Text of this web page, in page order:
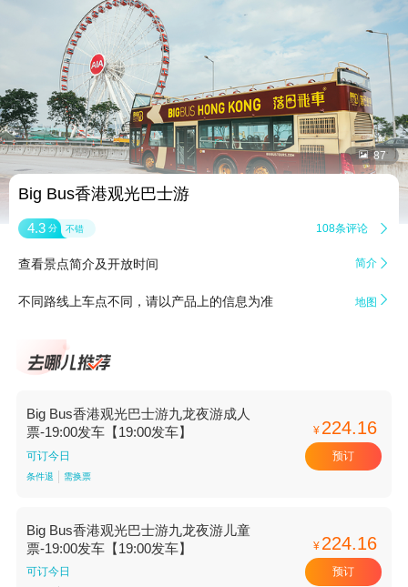
 87
Big Bus香港观光巴士游
4.3 分 不错 108条评论 
查看景点简介及开放时间 简介 
不同路线上车点不同，请以产品上的信息为准 地图 
Big Bus香港观光巴士游九龙夜游成人
票-19:00发车【19:00发车】
可订今日
条件退 需换票
¥ 224.16
预订
Big Bus香港观光巴士游九龙夜游儿童
票-19:00发车【19:00发车】
可订今日
¥ 224.16
预订